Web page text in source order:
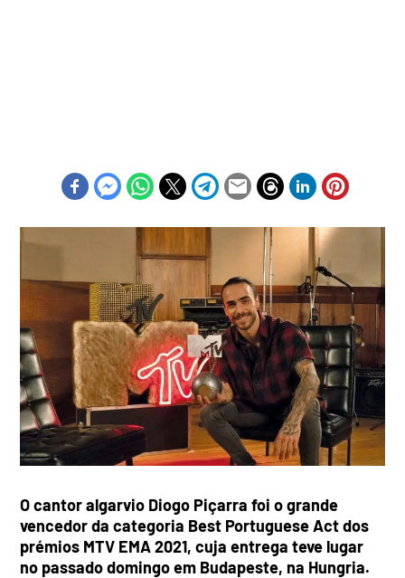
O cantor algarvio Diogo Piçarra foi o grande
vencedor da categoria Best Portuguese Act dos
prémios MTV EMA 2021, cuja entrega teve lugar
no passado domingo em Budapeste, na Hungria.